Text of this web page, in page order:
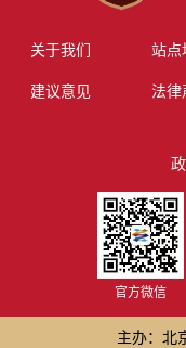
关于我们 站点
建议意见 法律
官方微信
主办：北